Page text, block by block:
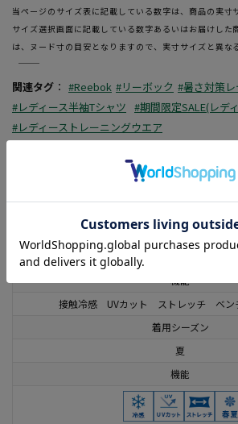
素材
ポリエステル100%
機能
接触冷感 UVカット ストレッチ ベン
着用シーズン
夏
機能
当ページのサイズ表に記載している数字は、商品の実寸
サイズ選択画面に記載している数字あるいはお届けした
は、ヌード寸の目安となりますので、実寸サイズと異な
―――――――――――――――――――――――
関連タグ ： #Reebok #リーボック #暑さ対策
#レディース半袖Tシャツ #期間限定SALE(レデ
#レディーストレーニングウエア
この商品に関するお問い合わせはこちら